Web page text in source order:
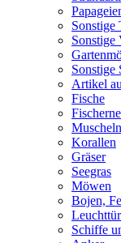
Sonstige
Sonstige
Sonstige
Artikel
Fische
Korallen
Gräser
Seegras
Möwen
Bojen,
Schiffe